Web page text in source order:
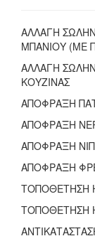
ΑΛΛΑΓΗ
ΜΠΑΝΙΟΥ (ΜΕ
ΑΛΛΑΓΗ
ΚΟΥΖΙΝΑΣ
ΑΠΟΦΡΑΞΗ
ΑΠΟΦΡΑΞΗ
ΑΠΟΦΡΑΞΗ
ΑΠΟΦΡΑΞΗ
ΤΟΠΟΘΕΤΗΣΗ
ΤΟΠΟΘΕΤΗΣΗ